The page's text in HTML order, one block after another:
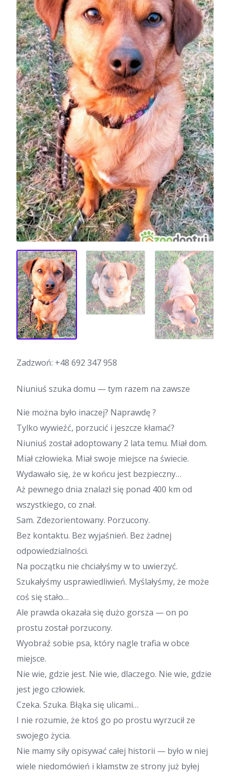
Zadzwoń: +48 692 347 958
Niuniuś szuka domu — tym razem na zawsze
Nie można było inaczej? Naprawdę ?
Tylko wywieźć, porzucić i jeszcze kłamać?
Niuniuś został adoptowany 2 lata temu. Miał dom.
Miał człowieka. Miał swoje miejsce na świecie.
Wydawało się, że w końcu jest bezpieczny…
Aż pewnego dnia znalazł się ponad 400 km od
wszystkiego, co znał.
Sam. Zdezorientowany. Porzucony.
Bez kontaktu. Bez wyjaśnień. Bez żadnej
odpowiedzialności.
Na początku nie chciałyśmy w to uwierzyć.
Szukałyśmy usprawiedliwień. Myślałyśmy, że może
coś się stało…
Ale prawda okazała się dużo gorsza — on po
prostu został porzucony.
Wyobraź sobie psa, który nagle trafia w obce
miejsce.
Nie wie, gdzie jest. Nie wie, dlaczego. Nie wie, gdzie
jest jego człowiek.
Czeka. Szuka. Błąka się ulicami…
I nie rozumie, że ktoś go po prostu wyrzucił ze
swojego życia.
Nie mamy siły opisywać całej historii — było w niej
wiele niedomówień i kłamstw ze strony już byłej